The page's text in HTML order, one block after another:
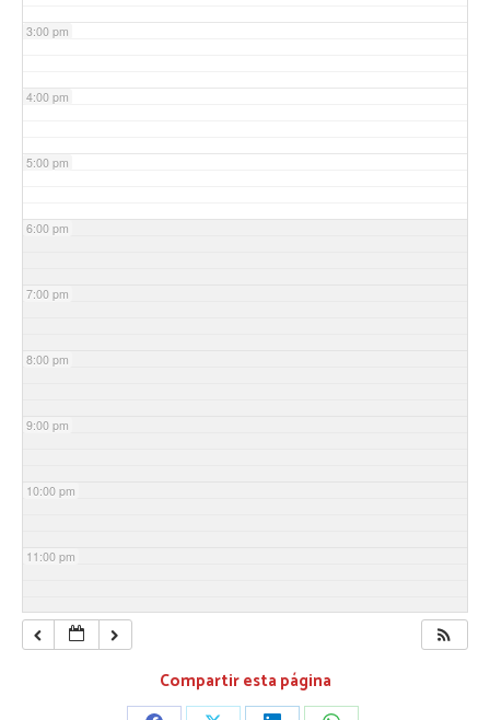
3:00 pm
4:00 pm
5:00 pm
6:00 pm
7:00 pm
8:00 pm
9:00 pm
10:00 pm
11:00 pm
Compartir esta página